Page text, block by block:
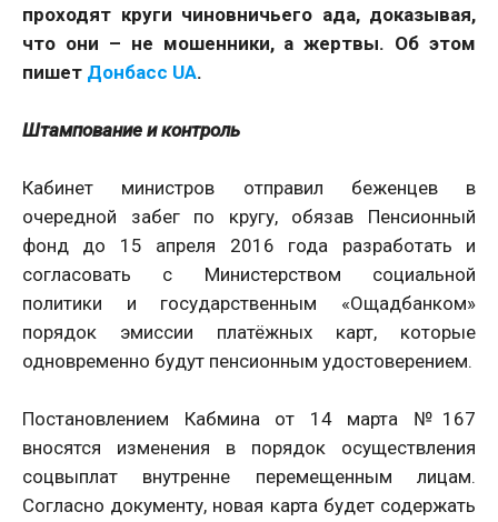
проходят круги чиновничьего ада, доказывая,
что они – не мошенники, а жертвы. Об этом
пишет Донбасс UA.
Штампование и контроль
Кабинет министров отправил беженцев в
очередной забег по кругу, обязав Пенсионный
фонд до 15 апреля 2016 года разработать и
согласовать с Министерством социальной
политики и государственным «Ощадбанком»
порядок эмиссии платёжных карт, которые
одновременно будут пенсионным удостоверением.
Постановлением Кабмина от 14 марта №167
вносятся изменения в порядок осуществления
соцвыплат внутренне перемещенным лицам.
Согласно документу, новая карта будет содержать